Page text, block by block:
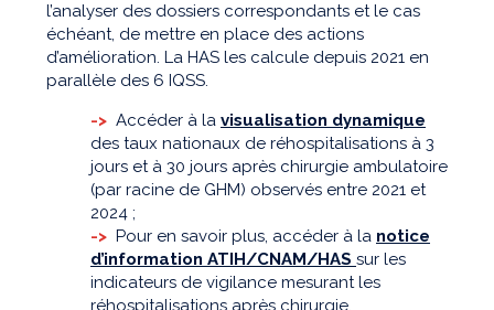
l’analyser des dossiers correspondants et le cas
échéant, de mettre en place des actions
d’amélioration. La HAS les calcule depuis 2021 en
parallèle des 6 IQSS.
-> Accéder à la visualisation dynamique
des taux nationaux de réhospitalisations à 3
jours et à 30 jours après chirurgie ambulatoire
(par racine de GHM) observés entre 2021 et
2024 ;
-> Pour en savoir plus, accéder à la notice
d’information ATIH/CNAM/HAS sur les
indicateurs de vigilance mesurant les
réhospitalisations après chirurgie.